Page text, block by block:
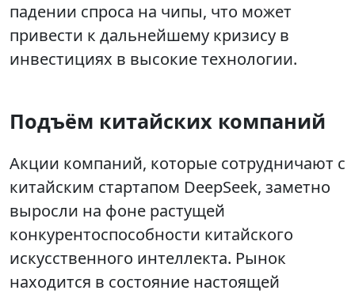
падении спроса на чипы, что может
привести к дальнейшему кризису в
инвестициях в высокие технологии.
Подъём китайских компаний
Акции компаний, которые сотрудничают с
китайским стартапом DeepSeek, заметно
выросли на фоне растущей
конкурентоспособности китайского
искусственного интеллекта. Рынок
находится в состояние настоящей